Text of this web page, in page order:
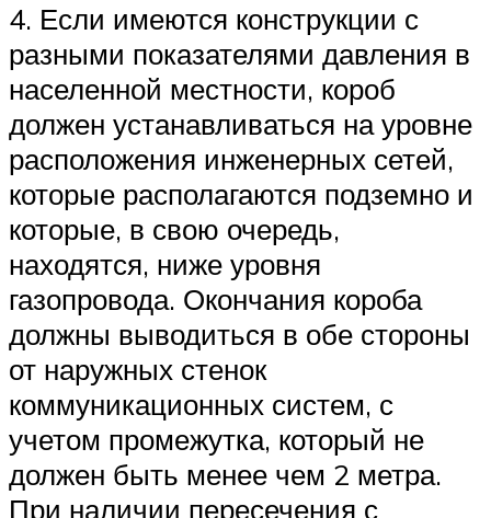
4. Если имеются конструкции с
разными показателями давления в
населенной местности, короб
должен устанавливаться на уровне
расположения инженерных сетей,
которые располагаются подземно и
которые, в свою очередь,
находятся, ниже уровня
газопровода. Окончания короба
должны выводиться в обе стороны
от наружных стенок
коммуникационных систем, с
учетом промежутка, который не
должен быть менее чем 2 метра.
При наличии пересечения с